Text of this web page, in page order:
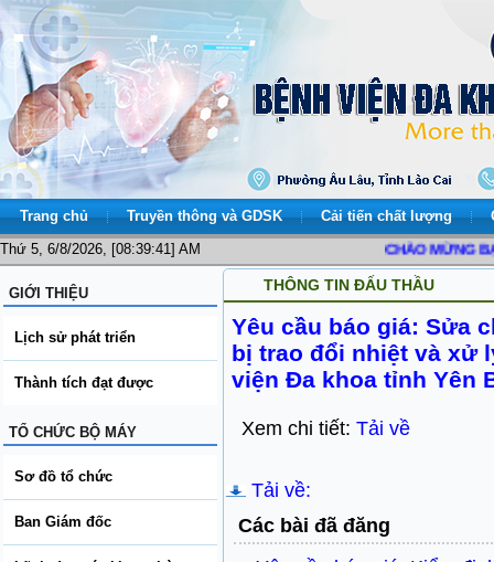
Trang chủ Truyền thông và GDSK Cải tiến chất lượng
Thứ 5, 6/8/2026, [08:39:41] AM
CHÀO MỪNG
GIỚI THIỆU
Lịch sử phát triển
Thành tích đạt được
TỔ CHỨC BỘ MÁY
Sơ đồ tổ chức
Ban Giám đốc
THÔNG TIN ĐẤU THẦU
Yêu cầu báo giá: Sửa
bị trao đổi nhiệt và xử
viện Đa khoa tỉnh Yên
Xem chi tiết: Tải về
Tải về:
Các bài đã đăng